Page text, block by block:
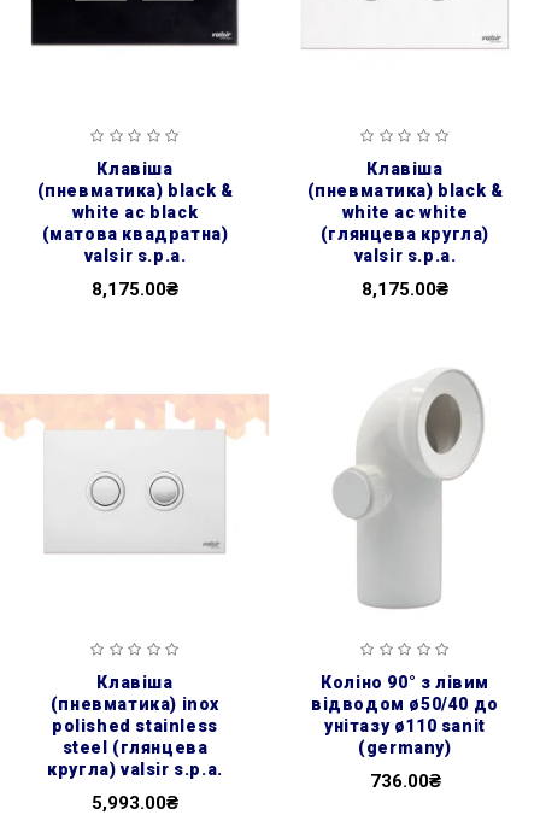
клавіша
(пневматика) black &
white ac black
(матова квадратна)
valsir s.p.a.
8,175.00₴
клавіша
(пневматика) black &
white ac white
(глянцева кругла)
valsir s.p.a.
8,175.00₴
клавіша
(пневматика) inox
polished stainless
steel (глянцева
кругла) valsir s.p.a.
5,993.00₴
коліно 90° з лівим
відводом ø50/40 до
унітазу ø110 sanit
(germany)
736.00₴